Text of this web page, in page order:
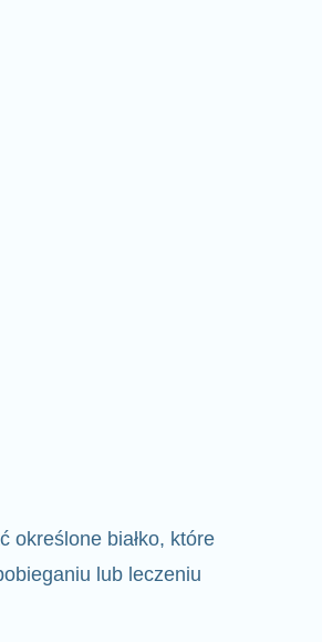
określone białko, które
lub leczeniu